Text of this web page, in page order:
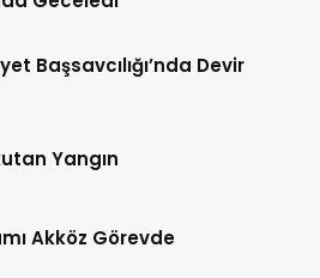
Başsavcılığı’nda Devir
Yangın
Akköz Görevde